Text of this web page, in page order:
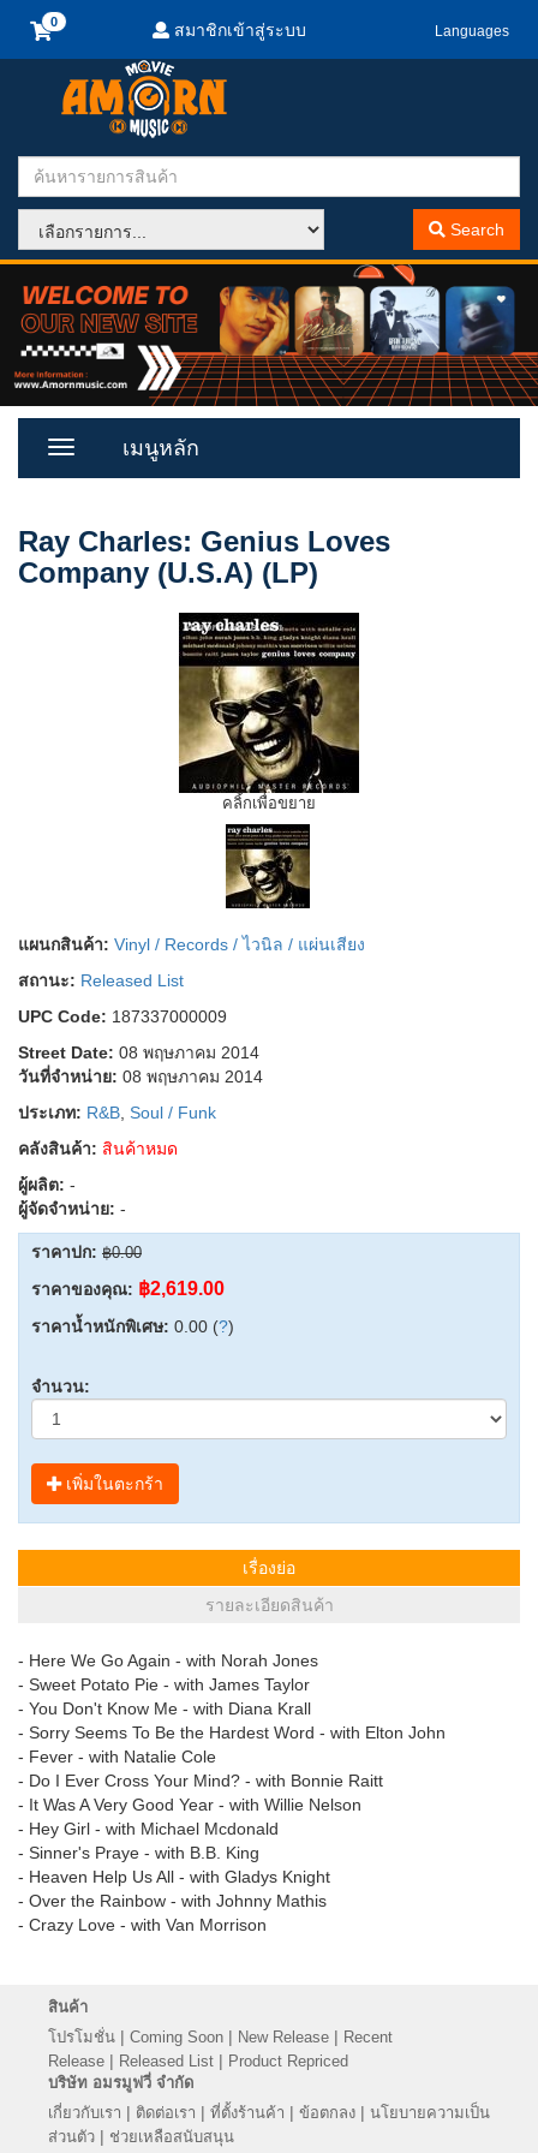
สมาชิกเข้าสู่ระบบ Languages
Search
Toggle
เมนูหลัก
Ray Charles: Genius Loves
Company (U.S.A) (LP)
คลิ้กเพื่อขยาย
แผนกสินค้า: Vinyl / Records / ไวนิล / แผ่นเสียง
สถานะ: Released List
UPC Code: 187337000009
Street Date: 08 พฤษภาคม 2014
วันที่จำหน่าย: 08 พฤษภาคม 2014
ประเภท: R&B Soul / Funk
คลังสินค้า: สินค้าหมด
ผู้ผลิต: -
ผู้จัดจำหน่าย: -
ราคาปก: ฿0.00
ราคาของคุณ: ฿2,619.00
ราคาน้ำหนักพิเศษ: 0.00 (?)
จำนวน:
เพิ่มในตะกร้า
เรื่องย่อ
รายละเอียดสินค้า
- Here We Go Again - with Norah Jones
- Sweet Potato Pie - with James Taylor
- You Don't Know Me - with Diana Krall
- Sorry Seems To Be the Hardest Word - with Elton John
- Fever - with Natalie Cole
- Do I Ever Cross Your Mind? - with Bonnie Raitt
- It Was A Very Good Year - with Willie Nelson
- Hey Girl - with Michael Mcdonald
- Sinner's Praye - with B.B. King
- Heaven Help Us All - with Gladys Knight
- Over the Rainbow - with Johnny Mathis
- Crazy Love - with Van Morrison
สินค้า
โปรโมชั่น | Coming Soon | New Release | Recent
Release | Released List | Product Repriced
บริษัท อมรมูฟวี่ จำกัด
เกี่ยวกับเรา | ติดต่อเรา | ที่ตั้งร้านค้า | ข้อตกลง | นโยบายความเป็น
ส่วนตัว | ช่วยเหลือสนับสนุน